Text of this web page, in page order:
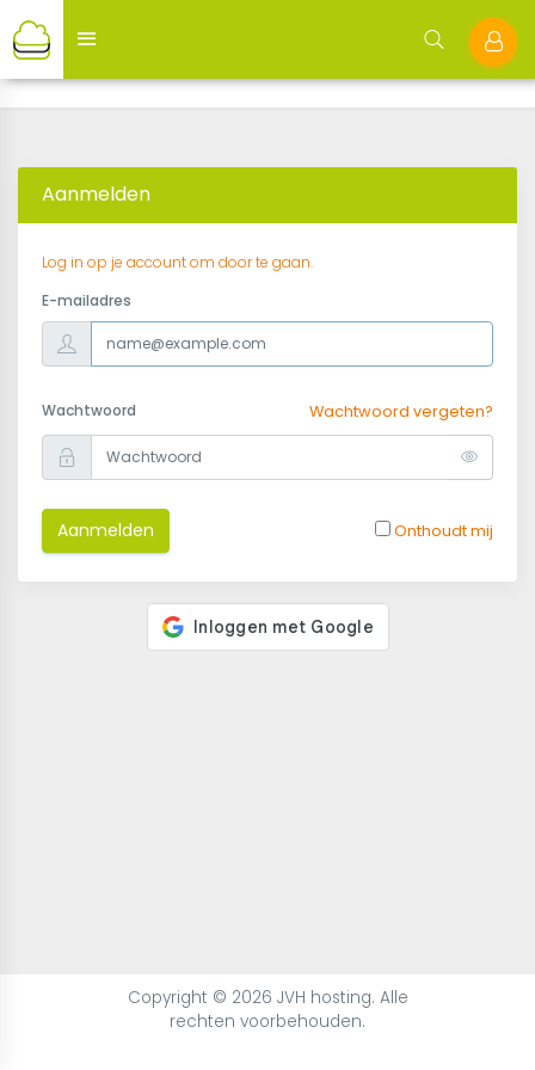
Aanmelden
Log in op je account om door te gaan.
E-mailadres
Wachtwoord Wachtwoord vergeten?
Aanmelden Onthoudt mij
Copyright © 2026 JVH hosting. Alle
rechten voorbehouden.